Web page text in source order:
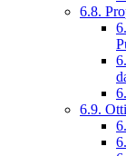
6.8.
6.9.